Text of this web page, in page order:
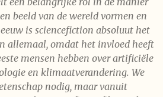
beeld van de wereld vormen en
is sciencefiction absoluut het
allemaal, omdat het invloed heeft
mensen hebben over artificiële
en klimaatverandering. We
nodig, maar vanuit